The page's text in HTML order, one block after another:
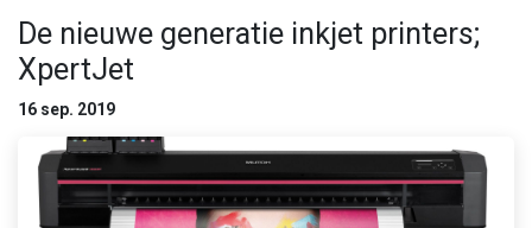
De nieuwe generatie inkjet printers;
XpertJet
16 sep. 2019